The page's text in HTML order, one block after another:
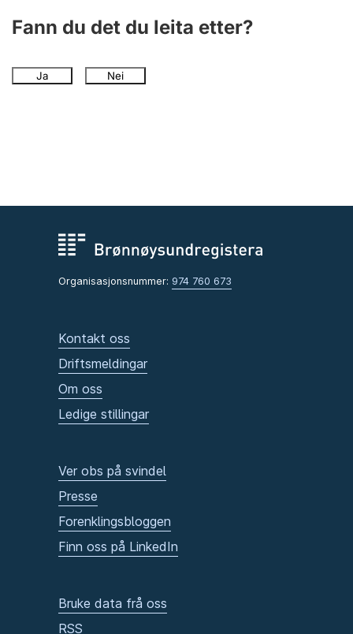
Fann du det du leita etter?
Ja Nei
Organisasjonsnummer: 974 760 673
Kontakt oss
Driftsmeldingar
Om oss
Ledige stillingar
Ver obs på svindel
Presse
Forenklingsbloggen
Finn oss på LinkedIn
Bruke data frå oss
RSS